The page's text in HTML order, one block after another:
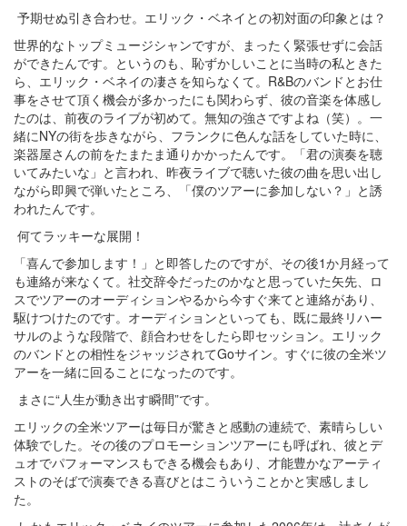
予期せぬ引き合わせ。エリック・ベネイとの初対面の印象とは？
世界的なトップミュージシャンですが、まったく緊張せずに会話
ができたんです。というのも、恥ずかしいことに当時の私ときた
ら、エリック・ベネイの凄さを知らなくて。R&Bのバンドとお仕
事をさせて頂く機会が多かったにも関わらず、彼の音楽を体感し
たのは、前夜のライブが初めて。無知の強さですよね（笑）。一
緒にNYの街を歩きながら、フランクに色んな話をしていた時に、
楽器屋さんの前をたまたま通りかかったんです。「君の演奏を聴
いてみたいな」と言われ、昨夜ライブで聴いた彼の曲を思い出し
ながら即興で弾いたところ、「僕のツアーに参加しない？」と誘
われたんです。
何てラッキーな展開！
「喜んで参加します！」と即答したのですが、その後1か月経って
も連絡が来なくて。社交辞令だったのかなと思っていた矢先、ロ
スでツアーのオーディションやるから今すぐ来てと連絡があり、
駆けつけたのです。オーディションといっても、既に最終リハー
サルのような段階で、顔合わせをしたら即セッション。エリック
のバンドとの相性をジャッジされてGoサイン。すぐに彼の全米ツ
アーを一緒に回ることになったのです。
まさに“人生が動き出す瞬間”です。
エリックの全米ツアーは毎日が驚きと感動の連続で、素晴らしい
体験でした。その後のプロモーションツアーにも呼ばれ、彼とデ
ュオでパフォーマンスもできる機会もあり、才能豊かなアーティ
ストのそばで演奏できる喜びとはこういうことかと実感しまし
た。